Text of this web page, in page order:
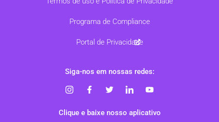
Programa de Compliance
Portal de Privacidade
Siga-nos em nossas redes:
Clique e baixe nosso aplicativo